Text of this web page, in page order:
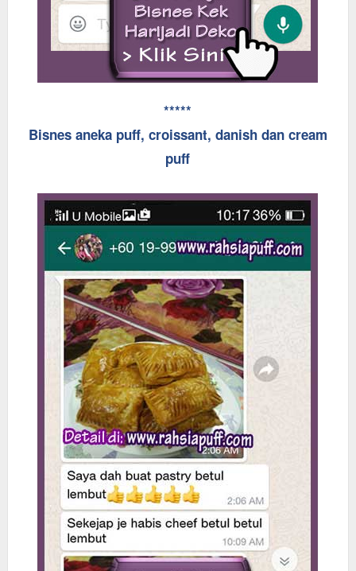
*****
Bisnes aneka puff, croissant, danish dan cream
puff